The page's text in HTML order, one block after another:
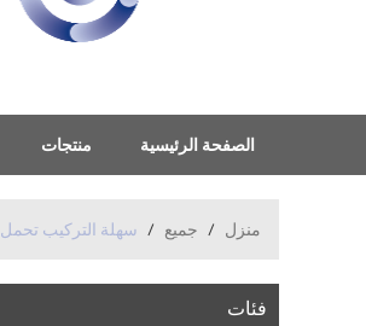
الصفحة الرئيسية منتجات
منزل / جميع / سهلة التركيب تحمل UCFL203
فئات